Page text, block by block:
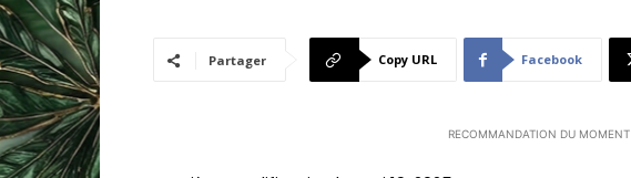
Partager Copy URL Facebook
RECOMMANDATION DU MOMENT